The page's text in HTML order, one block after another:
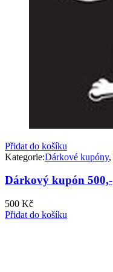
Přidat do košíku
Kategorie:Dárkové kupóny,
Dárkový kupón 500,-
500 Kč
Přidat do košíku